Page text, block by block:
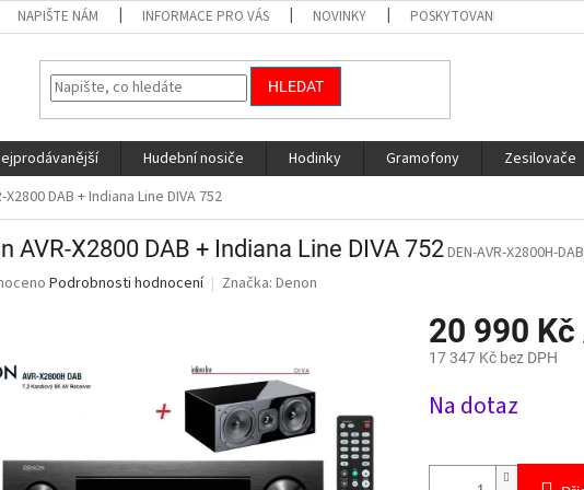
NAPIŠTE NÁM INFORMACE PRO VÁS NOVINKY POSKYTOVANÉ SLUŽBY
HLEDAT
Hudební nosiče Hodinky Gramofony Zesilovače
X2800 DAB + Indiana Line DIVA 752
AVR-X2800 DAB + Indiana Line DIVA 752DEN-AVR-X2800H-
Podrobnosti hodnocení Značka: Denon
20 990 Kč
17 347 Kč bez DPH
cena:
Na dotaz